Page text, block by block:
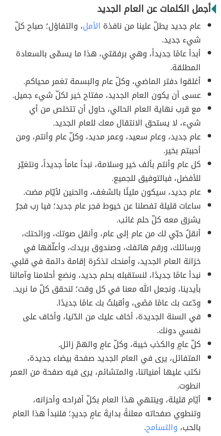
أجمل الكلمات عن العام الجديد
عام جديد يطلّ علينا من نافذة الأمل، والتفاؤل؛ صباح كلّ
شيء جديد.
أبدأ عامًا جديداً، وهي برفقتي، هذا ما يسمّى بالسعادة
المطلقة.
أغلقوا دفتر الماضي، وكلّ عام والبسمة تغمر محياكم.
عسى أن يكون العام الجديد، مفتاح خير لكلّ شيء جميل.
مع قرب نهاية العام الحالي، حاول أن تتخلص من أي
شيء، لا يستحق الانتقال معك للعام الجديد.
عام جديد، وعام سعيد، وعمر مديد، وكلّ عام وأنتم، ومن
أحببتم بخير.
‏كل عام وأنتم بألف خير وسلامة، نبدأ عاماً جديداً، ونتغيّر
للأفضل، فبالتوفيق للجميع.
عام جديد، سيكون مليئًا بالشغف، والحنين لأيّام مضت.
ساعات قليلة تفصلنا عن خيوط فجر عام جديد؛ فيا رب فجرٌ
يشرق معه كلّ حلم غائب.
أنقلُ حبّي لك من عام إلى عام، وأنقل صوتك، ورائحتك،
ورسائلك، ورقم هاتفك، وصندوق بريدك، وأعلّقها في
خزانة العام الجديد، وأمنحك تذكرة إقامة دائمة في قلبي.
نبدأ عامًا جديدًا، لنستقبله بحلم جديد، ونضع أحلامنا وآمالنا
بأيدينا، ونجعل الله معنا في كل وقت؛ لنحقق كلّ ما نريد.
ودّعت بك عامًا مَضَى، وأقبلتُ بك عامًا جديدًا.
في السنة الجديدة، أخاف عليك من الدّنيا، وأخاف على
نفسي دونك.
كلّ عامٍ والكذب خيبة، وكلّ عامٍ والهمّ زائل.
المتفائل، يرى في العام الجديد صفحة بيضاء جديدة،
نكتب عليها أمنياتنا، والمتشائم، يرى فيه صفحة من العمر
انطوت.
أيّام قليلة، وينتهي هذا العام بكلّ أفراحه وأحزانه،
وتنطوي صفحاته معلنةً بدايةَ عامٍ جديدٍ؛ فلنبدأ هذا العام
بالحب، والتسامح.